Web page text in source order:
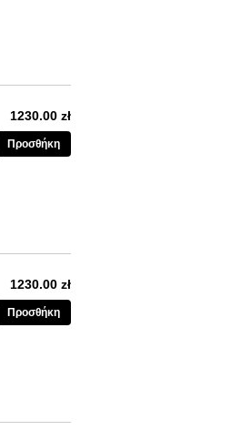
1230.00 zł
Προσθήκη
1230.00 zł
Προσθήκη